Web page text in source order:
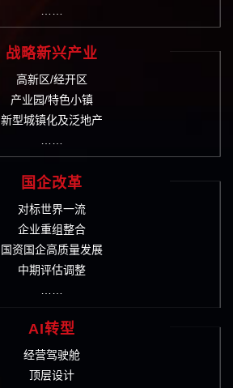
……
战略新兴产业
高新区/经开区
产业园/特色小镇
新型城镇化及泛地产
……
国企改革
对标世界一流
企业重组整合
国资国企高质量发展
中期评估调整
……
AI转型
经营驾驶舱
顶层设计